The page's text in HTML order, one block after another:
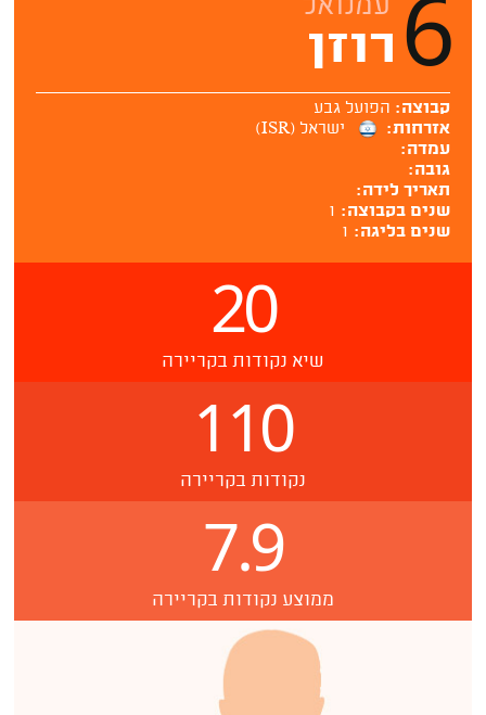
6 עמנואל
רוזן
קבוצה: הפועל גבע
אזרחות:
ישראל (ISR)
עמדה:
גובה:
תאריך לידה:
שנים בקבוצה: 1
שנים בליגה: 1
20
שיא נקודות בקריירה
110
נקודות בקריירה
7.9
ממוצע נקודות בקריירה